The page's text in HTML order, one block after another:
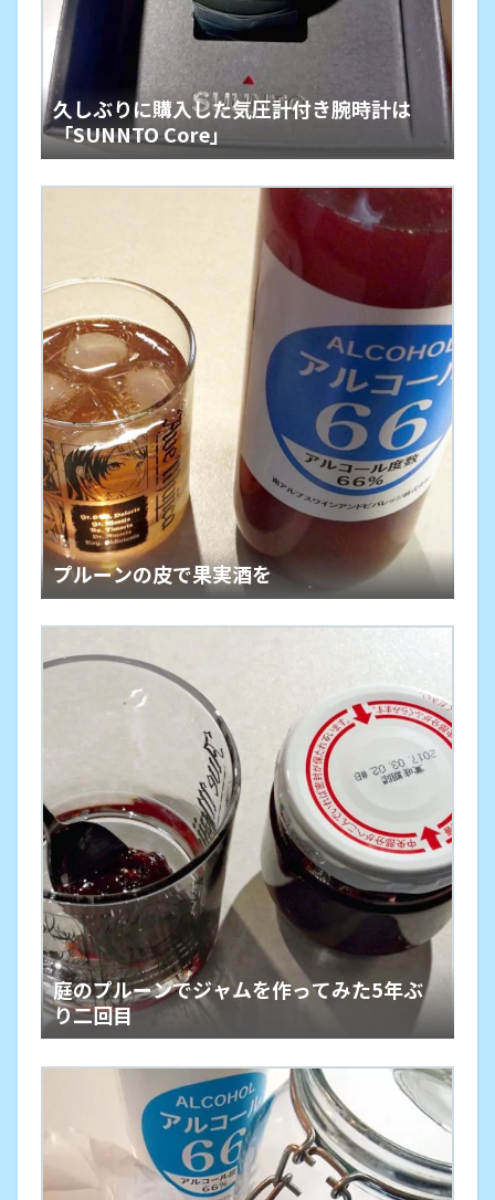
久しぶりに購入した気圧計付き腕時計は
「SUNNTO Core」
プルーンの皮で果実酒を
庭のプルーンでジャムを作ってみた5年ぶ
り二回目